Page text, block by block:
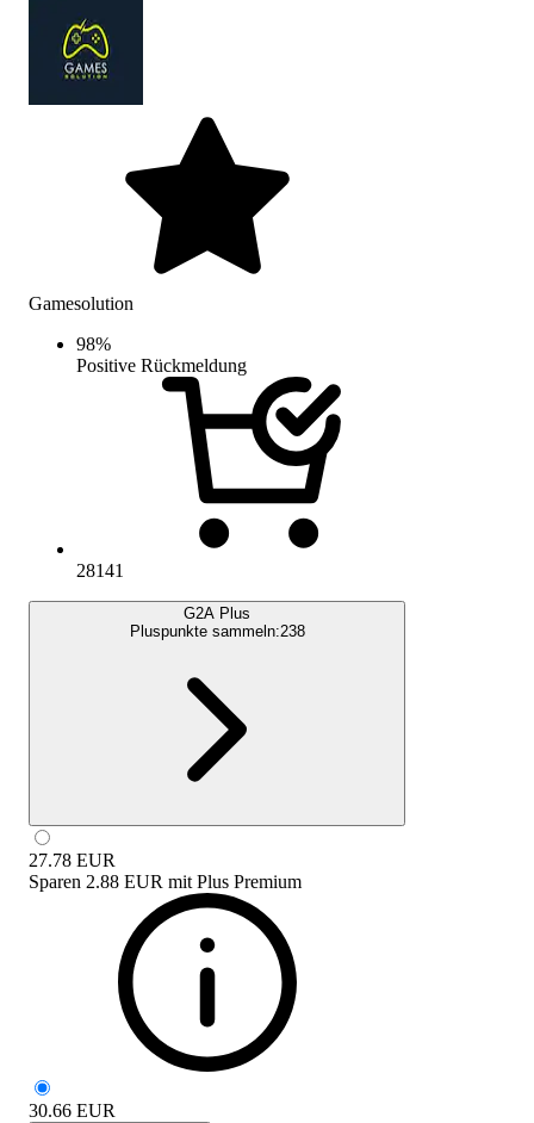
Gamesolution
98%
Positive Rückmeldung
28141
G2A Plus
Pluspunkte sammeln:238
27.78 EUR
Sparen 2.88 EUR mit Plus Premium
30.66 EUR